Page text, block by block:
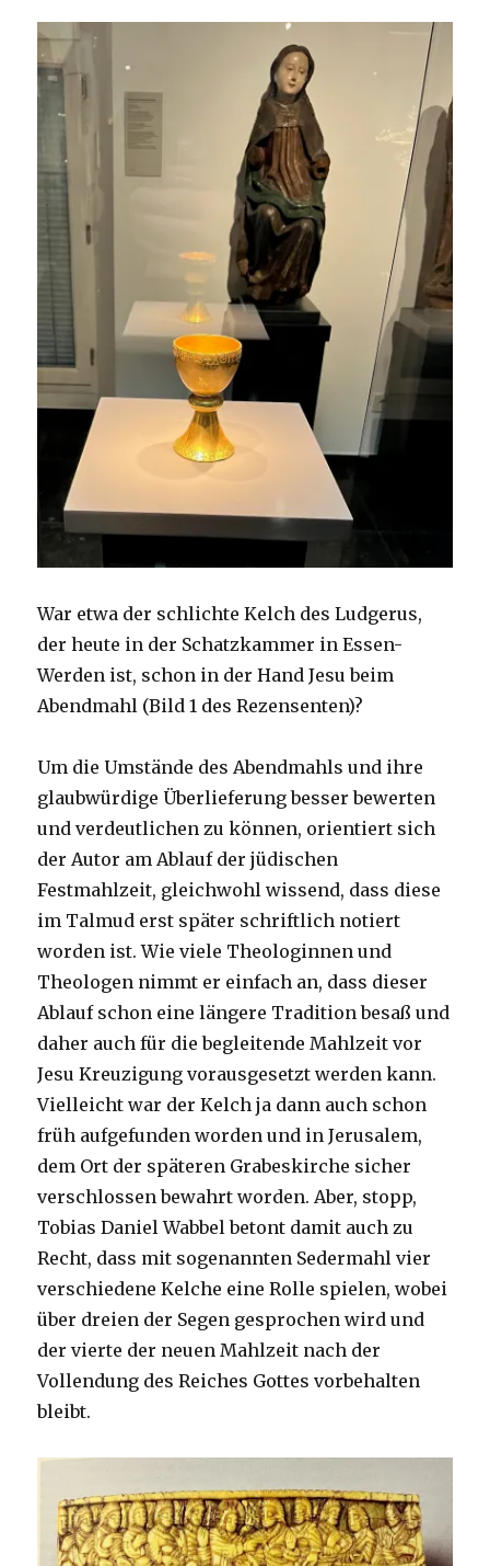
War etwa der schlichte Kelch des Ludgerus,
der heute in der Schatzkammer in Essen-
Werden ist, schon in der Hand Jesu beim
Abendmahl (Bild 1 des Rezensenten)?
Um die Umstände des Abendmahls und ihre
glaubwürdige Überlieferung besser bewerten
und verdeutlichen zu können, orientiert sich
der Autor am Ablauf der jüdischen
Festmahlzeit, gleichwohl wissend, dass diese
im Talmud erst später schriftlich notiert
worden ist. Wie viele Theologinnen und
Theologen nimmt er einfach an, dass dieser
Ablauf schon eine längere Tradition besaß und
daher auch für die begleitende Mahlzeit vor
Jesu Kreuzigung vorausgesetzt werden kann.
Vielleicht war der Kelch ja dann auch schon
früh aufgefunden worden und in Jerusalem,
dem Ort der späteren Grabeskirche sicher
verschlossen bewahrt worden. Aber, stopp,
Tobias Daniel Wabbel betont damit auch zu
Recht, dass mit sogenannten Sedermahl vier
verschiedene Kelche eine Rolle spielen, wobei
über dreien der Segen gesprochen wird und
der vierte der neuen Mahlzeit nach der
Vollendung des Reiches Gottes vorbehalten
bleibt.